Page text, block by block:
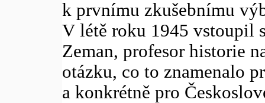
k prvnímu zkušebnímu
V létě roku 1945 vstoupil
Zeman, profesor historie
otázku, co to znamenalo
a konkrétně pro